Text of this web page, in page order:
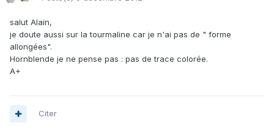
salut Alain,
je doute aussi sur la tourmaline car je n'ai pas de " forme
allongées".
Hornblende je ne pense pas : pas de trace colorée.
A+
Citer